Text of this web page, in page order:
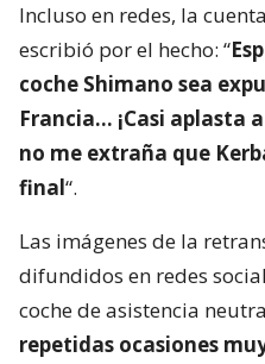
Incluso en redes, la cuenta
escribió por el hecho: “
coche Shimano sea
Francia… ¡Casi aplasta
no me extraña que
final“.
Las imágenes de la
difundidos en redes
coche de asistencia
repetidas ocasiones